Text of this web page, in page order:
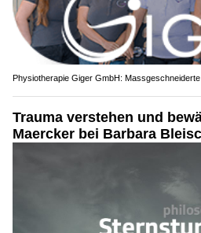
Physiotherapie Giger GmbH:
Trauma verstehen und
Maercker bei Barbara